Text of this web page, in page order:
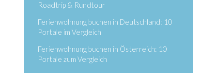
Roadtrip & Rundtour
Ferienwohnung buchen in Deutschland: 10
Portale im Vergleich
Ferienwohnung buchen in Österreich: 10
Portale zum Vergleich